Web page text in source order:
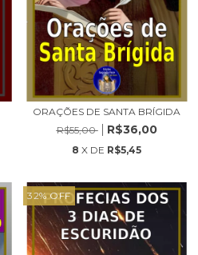
ORAÇÕES DE SANTA BRÍGIDA
R$55,00
R$36,00
8 X DE R$5,45
32%OFF